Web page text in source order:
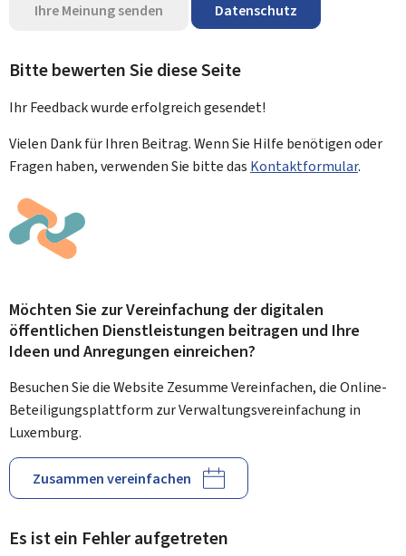
Ihre Meinung senden Datenschutz
Bitte bewerten Sie diese Seite
Ihr Feedback wurdeerfolgreichgesendet!
Vielen Dank für Ihren Beitrag. Wenn Sie Hilfe benötigen oder
Fragen haben, verwenden Sie bitte das Kontaktformular.
Möchten Sie zur Vereinfachung der digitalen
öffentlichen Dienstleistungen beitragen und Ihre
Ideen und Anregungen einreichen?
Besuchen Sie die Website Zesumme Vereinfachen, die Online-
Beteiligungsplattform zur Verwaltungsvereinfachung in
Luxemburg.
Zusammen vereinfachen
Es ist ein Fehler aufgetreten